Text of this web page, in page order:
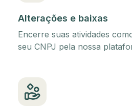
Alterações e baixas
Encerre suas atividades
seu CNPJ pela nossa